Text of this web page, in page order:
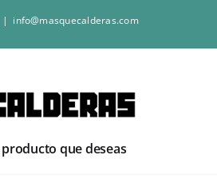
| info@masquecalderas.com
que deseas